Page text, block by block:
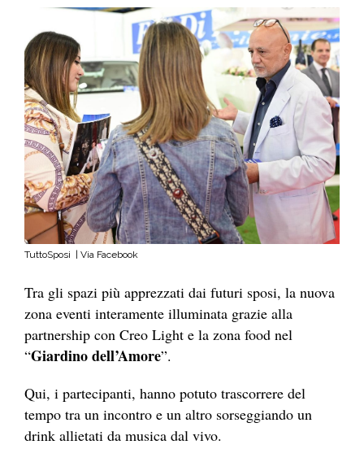
TuttoSposi | Via Facebook
Tra gli spazi più apprezzati dai futuri sposi, la nuova
zona eventi interamente illuminata grazie alla
partnership con Creo Light e la zona food nel
“Giardino dell’Amore”.
Qui, i partecipanti, hanno potuto trascorrere del
tempo tra un incontro e un altro sorseggiando un
drink allietati da musica dal vivo.